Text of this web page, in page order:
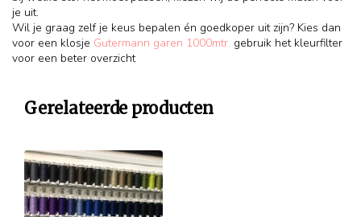
je uit.
Wil je graag zelf je keus bepalen én goedkoper uit zijn? Kies dan
voor een klosje Gutermann garen 1000mtr. gebruik het kleurfilter
voor een beter overzicht
Gerelateerde producten